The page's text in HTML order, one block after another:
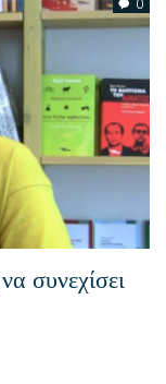
συνεχίσει